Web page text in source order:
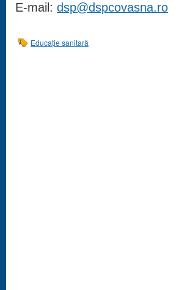
E-mail: dsp@dspcovasna.ro
Educație sanitară